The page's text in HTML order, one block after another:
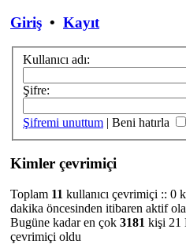
Giriş • Kayıt
Kullanıcı adı:
Şifre:
Şifremi unuttum | Beni hatırla
Kimler çevrimiçi
Toplam 11 kullanıcı çevrimiçi :: 0
dakika öncesinden itibaren aktif
Bugüne kadar en çok 3181 kişi 21
çevrimiçi oldu